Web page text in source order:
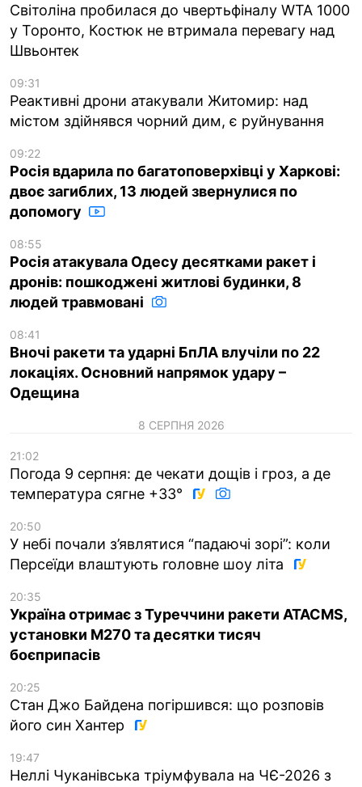
Світоліна пробилася до чвертьфіналу WTA 1000
у Торонто, Костюк не втримала перевагу над
Швьонтек
09:31
Реактивні дрони атакували Житомир: над
містом здійнявся чорний дим, є руйнування
09:22
Росія вдарила по багатоповерхівці у Харкові:
двоє загиблих, 13 людей звернулися по
допомогу
08:55
Росія атакувала Одесу десятками ракет і
дронів: пошкоджені житлові будинки, 8
людей травмовані
08:41
Вночі ракети та ударні БпЛА влучіли по 22
локаціях. Основний напрямок удару –
Одещина
8 СЕРПНЯ 2026
21:02
Погода 9 серпня: де чекати дощів і гроз, а де
температура сягне +33°
20:50
У небі почали з’являтися “падаючі зорі”: коли
Персеїди влаштують головне шоу літа
20:35
Україна отримає з Туреччини ракети ATACMS,
установки M270 та десятки тисяч
боєприпасів
20:25
Стан Джо Байдена погіршився: що розповів
його син Хантер
19:47
Неллі Чуканівська тріумфувала на ЧЄ-2026 з